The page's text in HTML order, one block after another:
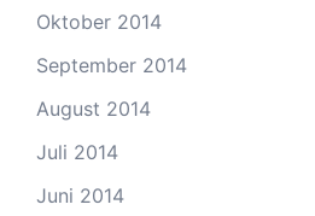
Oktober 2014
September 2014
August 2014
Juli 2014
Juni 2014